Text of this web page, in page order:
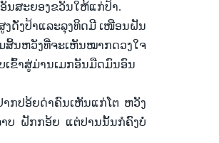
ອັນສະຍອງຂວັນໃຫ້ແກ່ປ້າ.
ງດັ່ງປ້າແລະລຸງທິດມີ ເໜືອນຝັນ
ສິ້ນຫວັງທີ່ຈະເຫັນໝາກດວງໃຈ
ເຂົ້າສູ່ມ່ານເມກອັນມືດມົນອົນ
າກປອ້ຍດ່າຄົນເຫັນແກ່ໂຕ ຫວັງ
າບ ຝັກກອ້ຍ ແຕ່ປານນັ້ນກໍຄົງບໍ່